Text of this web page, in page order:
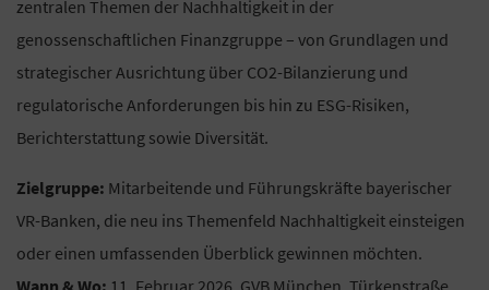
zentralen Themen der Nachhaltigkeit in der
genossenschaftlichen Finanzgruppe – von Grundlagen und
strategischer Ausrichtung über CO2-Bilanzierung und
regulatorische Anforderungen bis hin zu ESG-Risiken,
Berichterstattung sowie Diversität.
Zielgruppe: Mitarbeitende und Führungskräfte bayerischer
VR-Banken, die neu ins Themenfeld Nachhaltigkeit einsteigen
oder einen umfassenden Überblick gewinnen möchten.